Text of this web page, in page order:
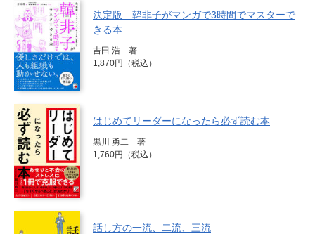
決定版 韓非子がマンガで3時間でマスターで
きる本
吉田 浩 著
1,870円（税込）
はじめてリーダーになったら必ず読む本
黒川 勇二 著
1,760円（税込）
話し方の一流、二流、三流